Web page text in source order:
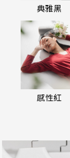
典雅黑
感性紅